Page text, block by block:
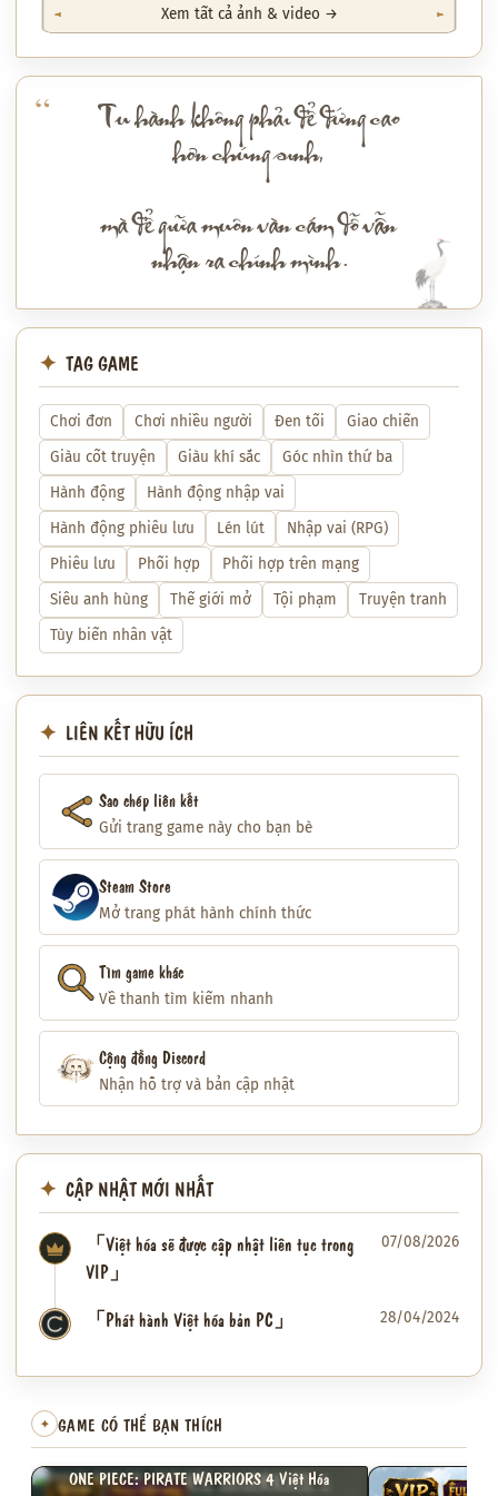
Xem tất cả ảnh & video →
Tu hành không phải để đứng cao
hơn chúng sinh,
mà để giữa muôn vàn cám dỗ vẫn
nhận ra chính mình.
TAG GAME
Chơi đơn Chơi nhiều người Đen tối
Giao chiến
Giàu cốt truyện
Giàu khí sắc
Góc nhìn thứ ba
Hành động
Hành động nhập vai
Hành động phiêu lưu
Lén lút
Nhập vai (RPG)
Phiêu lưu
Phối hợp
Phối hợp trên mạng
Siêu anh hùng
Thế giới mở Tội phạm
Truyện tranh
Tùy biến nhân vật
LIÊN KẾT HỮU ÍCH
Sao chép liên kết
Gửi trang game này cho bạn bè
Steam Store
Mở trang phát hành chính thức
Tìm game khác
Về thanh tìm kiếm nhanh
Cộng đồng Discord
Nhận hỗ trợ và bản cập nhật
CẬP NHẬT MỚI NHẤT
「Việt hóa sẽ được cập nhật liên tục trong
VIP」
07/08/2026
✦ 「Phát hành Việt hóa bản PC」 28/04/2024
✦ GAME CÓ THỂ BẠN THÍCH
VIP FULL VIỆT HÓA
ONE PIECE: PIRATE WARRIORS 4 Việt Hóa
VIP FULL